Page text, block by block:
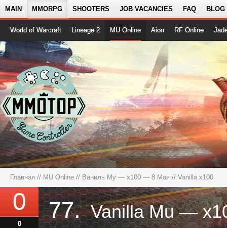
MAIN MMORPG SHOOTERS JOB VACANCIES FAQ BLOG
World of Warcraft Lineage 2 MU Online Aion RF Online
Главная // MU Online // Ваниль Му — x100 — 8 Мая // Vanilla x100
0
0
77.